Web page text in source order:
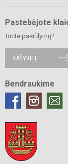
Pastebėjote
Turite pasiūlymų?
RAŠYKITE
Bendraukime